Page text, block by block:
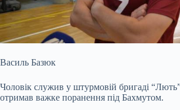
Василь Базюк
Чоловік служив у штурмовій бригаді
отримав важке поранення під Бахмутом.